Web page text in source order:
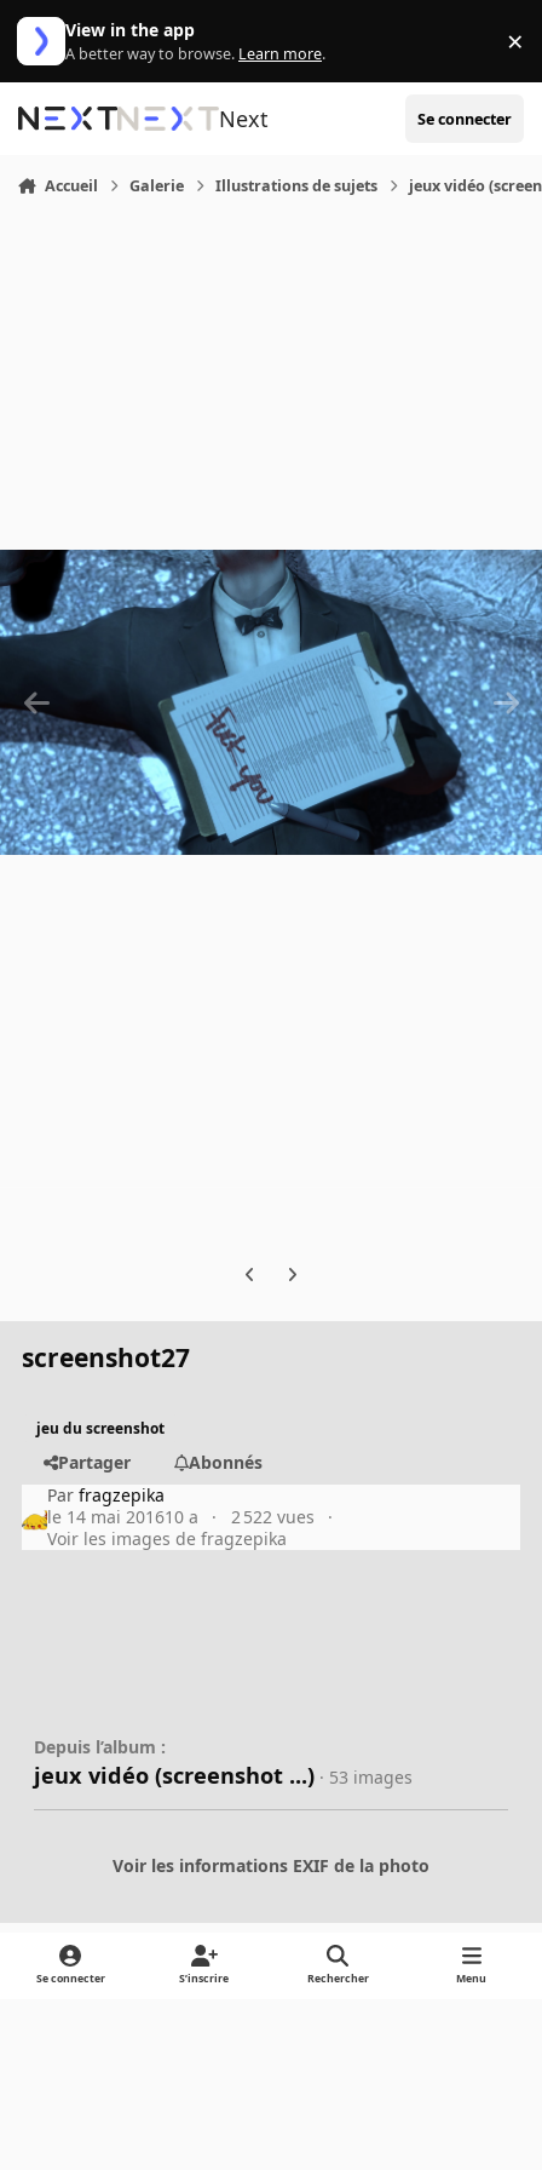
Aller au contenu
View in the app
A better way to browse. Learn more. ×
Next Se connecter
Accueil Galerie Illustrations de sujets jeux vidéo
Previous carousel slide
Next carousel slide
screenshot27
jeu du screenshot
Partager
Abonnés
Parfragzepika
le 14 mai 201610 a
2 522 vues
Voir les images de fragzepika
Depuis l’album :
jeux vidéo (screenshot ...) · 53 images
Voir les informations EXIF de la photo
Partager
Se connecter S’inscrire Rechercher Menu